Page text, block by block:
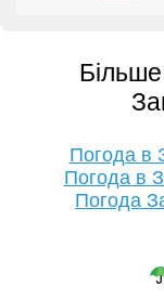
Більше
Погода в
Погода в
Погода